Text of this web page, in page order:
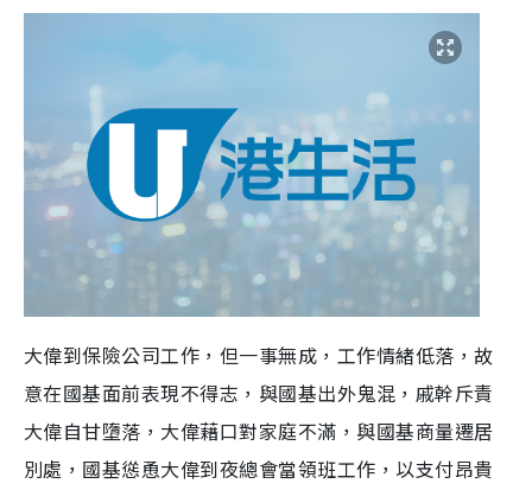
大偉到保險公司工作，但一事無成，工作情緒低落，故
意在國基面前表現不得志，與國基出外鬼混，戚幹斥責
大偉自甘墮落，大偉藉口對家庭不滿，與國基商量遷居
別處，國基慫恿大偉到夜總會當領班工作，以支付昂貴